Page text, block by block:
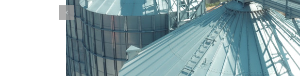
BERTLING
SCHWERLASTTRANSPORT